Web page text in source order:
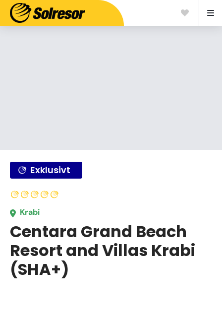
Exklusivt
Krabi
Centara Grand Beach
Resort and Villas Krabi
(SHA+)